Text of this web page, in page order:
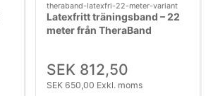
theraband-latexfri-22-meter-variant
Latexfritt träningsband – 22
meter från TheraBand
SEK 812,50
SEK 650,00 Exkl. moms